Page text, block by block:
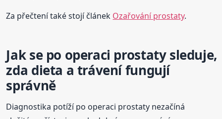
Za přečtení také stojí článek Ozařování prostaty.
Jak se po operaci prostaty sleduje,
zda dieta a trávení fungují
správně
Diagnostika potíží po operaci prostaty nezačíná